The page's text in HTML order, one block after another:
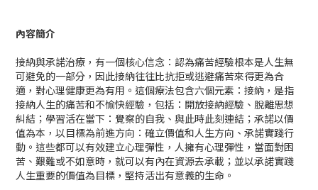
內容簡介
接納與承諾治療，有一個核心信念：認為痛苦經驗根本是人生無
可避免的一部分，因此接納往往比抗拒或逃避痛苦來得更為合
適，對心理健康更為有用。這個療法包含六個元素：接納，是指
接納人生的痛苦和不愉快經驗，包括：開放接納經驗、脫離思想
糾結；學習活在當下：覺察的自我、與此時此刻連結；承諾以價
值為本，以目標為前進方向：確立價值和人生方向、承諾實踐行
動。這些都可以有效建立心理彈性，人擁有心理彈性，當面對困
苦、艱難或不如意時，就可以有內在資源去承載；並以承諾實踐
人生重要的價值為目標，堅持活出有意義的生命。